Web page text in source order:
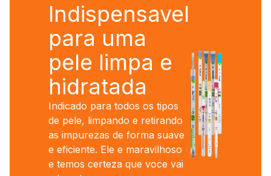
Indispensavel
para uma
pele limpa e
hidratada
Indicado para todos os tipos
de pele, limpando e retirando
as impurezas de forma suave
e eficiente. Ele e maravilhoso
e temos certeza que voce vai